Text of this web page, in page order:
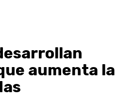
aumenta la